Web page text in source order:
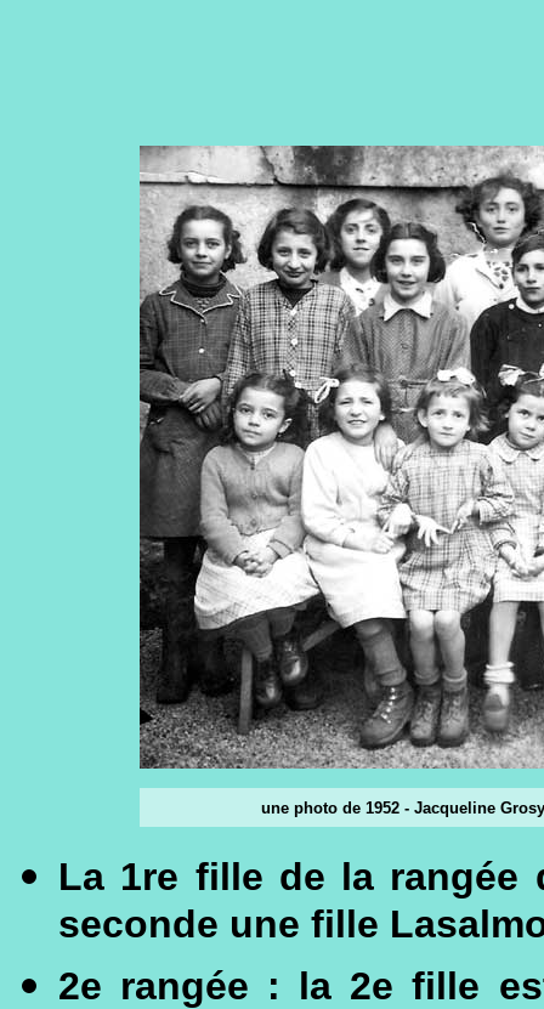
une photo de 1952 - Jacqueline
La 1re fille de la rangée
seconde une fille
2e rangée : la 2e fille